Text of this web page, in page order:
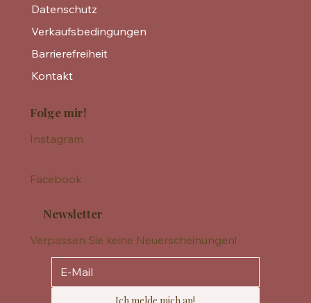
Datenschutz
Verkaufsbedingungen
Barrierefreiheit
Kontakt
Folge mir!
Instagram
Facebook
Newsletter
Verpassen Sie keine Neuerscheinungen!
Ich melde mich an!